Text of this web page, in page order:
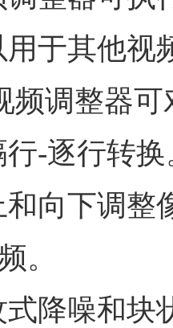
用于其他视
频调整器
-逐行转
向下调整
。
式降噪和块